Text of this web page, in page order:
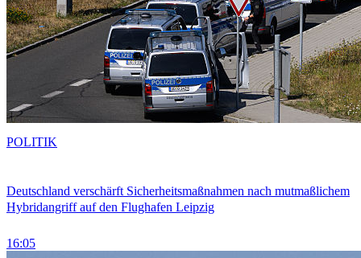
Deutschland verschärft Sicherheitsmaßnahmen nach mutmaßlichem
Hybridangriff auf den Flughafen Leipzig
16:05
POLITIK